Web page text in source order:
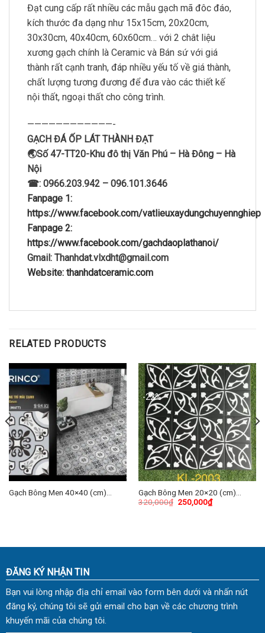
Đạt cung cấp rất nhiều các mẫu gạch mã đôc đáo,
kích thước đa dạng như 15x15cm, 20x20cm,
30x30cm, 40x40cm, 60x60cm… với 2 chât liệu
xương gạch chính là Ceramic và Bán sứ với giá
thành rất cạnh tranh, đáp nhiều yếu tố về giá thành,
chất lượng tương đương để đưa vào các thiết kế
nội thất, ngoại thất cho công trình.
————————————-
GẠCH ĐÁ ỐP LÁT THÀNH ĐẠT
🌏Số 47-TT20-Khu đô thị Văn Phú – Hà Đông – Hà
Nội
☎: 0966.203.942 – 096.101.3646
Fanpage 1:
https://www.facebook.com/vatlieuxaydungchuyennghiep
Fanpage 2:
https://www.facebook.com/gachdaoplathanoi/
Gmail: Thanhdat.vlxdht@gmail.com
Website: thanhdatceramic.com
RELATED PRODUCTS
Gạch Bông Men 40×40 (cm)
-22%
Gạch Bông Men 20×20 (cm)
TDKL-2003
320,000₫ 250,000₫
ĐĂNG KÝ NHẬN TIN
Bạn vui lòng nhập địa chỉ email vào form bên dưới và nhấn nút
đăng ký, chúng tôi sẽ gửi email cho bạn về các chương trình
khuyến mãi của chúng tôi.